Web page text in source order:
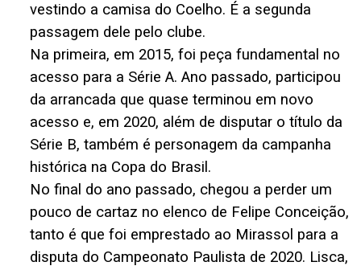
vestindo a camisa do Coelho. É a segunda
passagem dele pelo clube.
Na primeira, em 2015, foi peça fundamental no
acesso para a Série A. Ano passado, participou
da arrancada que quase terminou em novo
acesso e, em 2020, além de disputar o título da
Série B, também é personagem da campanha
histórica na Copa do Brasil.
No final do ano passado, chegou a perder um
pouco de cartaz no elenco de Felipe Conceição,
tanto é que foi emprestado ao Mirassol para a
disputa do Campeonato Paulista de 2020. Lisca,